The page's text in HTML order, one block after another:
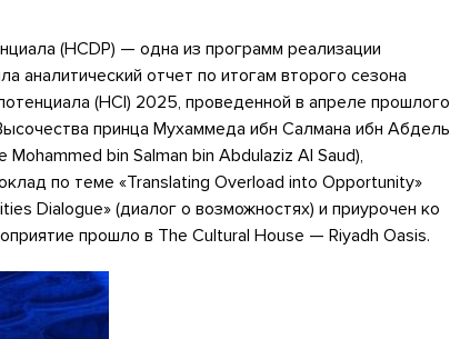
(HCDP) — одна из программ реализации
аналитический отчет по итогам второго сезона
(HCI) 2025, проведенной в апреле прошлого
принца Мухаммеда ибн Салмана ибн Абдель
bin Salman bin Abdulaziz Al Saud),
по теме «Translating Overload into Opportunity»
Dialogue» (диалог о возможностях) и приурочен ко
прошло в The Cultural House — Riyadh Oasis.